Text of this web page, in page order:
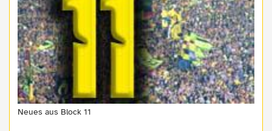
Neues aus Block 11